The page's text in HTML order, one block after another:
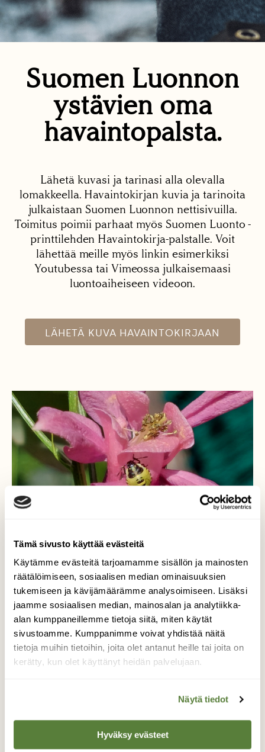
Tämä sivusto käyttää evästeitä
Käytämme evästeitä tarjoamamme sisällön ja mainosten
räätälöimiseen, sosiaalisen median ominaisuuksien
tukemiseen ja kävijämäärämme analysoimiseen. Lisäksi
jaamme sosiaalisen median, mainosalan ja analytiikka-
alan kumppaneillemme tietoja siitä, miten käytät
sivustoamme. Kumppanimme voivat yhdistää näitä
tietoja muihin tietoihin, joita olet antanut heille tai joita on
kerätty, kun olet käyttänyt heidän palvelujaan.
Näytä tiedot
Hyväksy evästeet
Suomen Luonnon
ystävien oma
havaintopalsta.
Lähetä kuvasi ja tarinasi alla olevalla
lomakkeella. Havaintokirjan kuvia ja tarinoita
julkaistaan Suomen Luonnon nettisivuilla.
Toimitus poimii parhaat myös Suomen Luonto -
printtilehden Havaintokirja-palstalle. Voit
lähettää meille myös linkin esimerkiksi
Youtubessa tai Vimeossa julkaisemaasi
luontoaiheiseen videoon.
LÄHETÄ KUVA HAVAINTOKIRJAAN
Nuori lude
Keltamusta luteen nymfi lehtoakileijalla.
Valokuvaaja: Tarja Naukkarinen, Savitaipale
19.7.2023
TAKAISIN LISTAAN